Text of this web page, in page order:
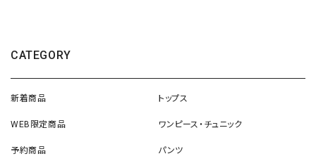
CATEGORY
新着商品
WEB限定商品
予約商品
トップス
ワンピース・チュニック
パンツ